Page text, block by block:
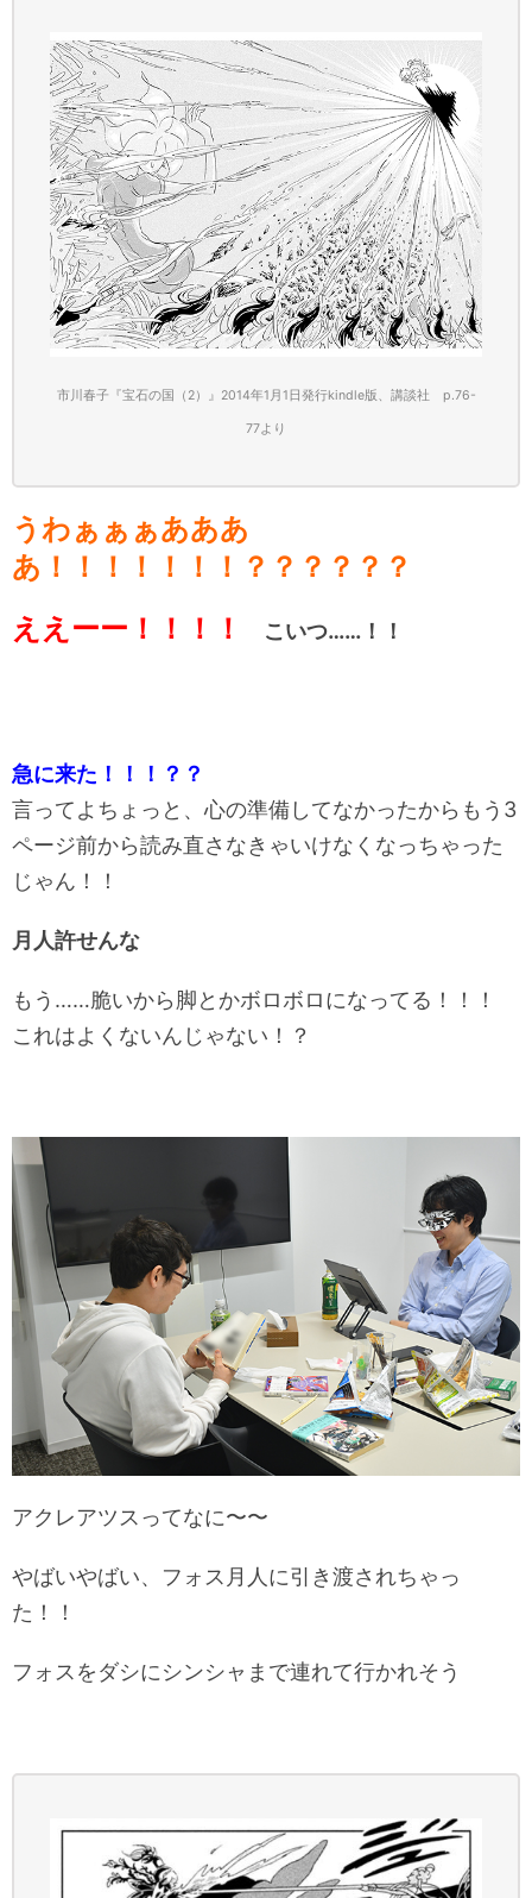
市川春子『宝石の国（2）』2014年1月1日発行kindle版、講談社 p.76-
77より
うわぁぁぁあああ
あ！！！！！！！？？？？？？
ええーー！！！！
こいつ……！！
急に来た！！！？？
言ってよちょっと、心の準備してなかったからもう3
ページ前から読み直さなきゃいけなくなっちゃった
じゃん！！
月人許せんな
もう……脆いから脚とかボロボロになってる！！！
これはよくないんじゃない！？
アクレアツスってなに〜〜
やばいやばい、フォス月人に引き渡されちゃっ
た！！
フォスをダシにシンシャまで連れて行かれそう